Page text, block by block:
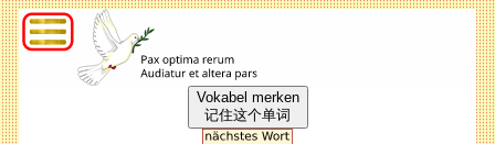
Vokabel merken
记住这个单词